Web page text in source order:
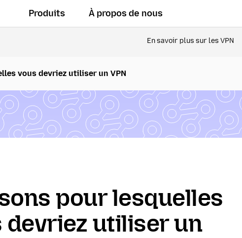
Produits À propos de nous
En savoir plus sur les VPN
vous devriez utiliser un VPN
pour lesquelles
devriez utiliser un